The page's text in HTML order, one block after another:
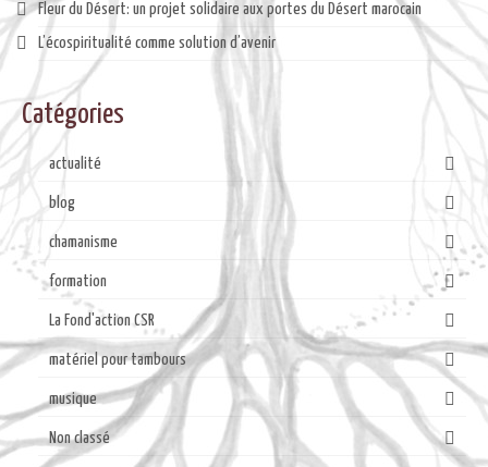
Fleur du Désert: un projet solidaire aux portes du Désert marocain
L’écospiritualité comme solution d’avenir
Catégories
actualité
blog
chamanisme
formation
La Fond'action CSR
matériel pour tambours
musique
Non classé